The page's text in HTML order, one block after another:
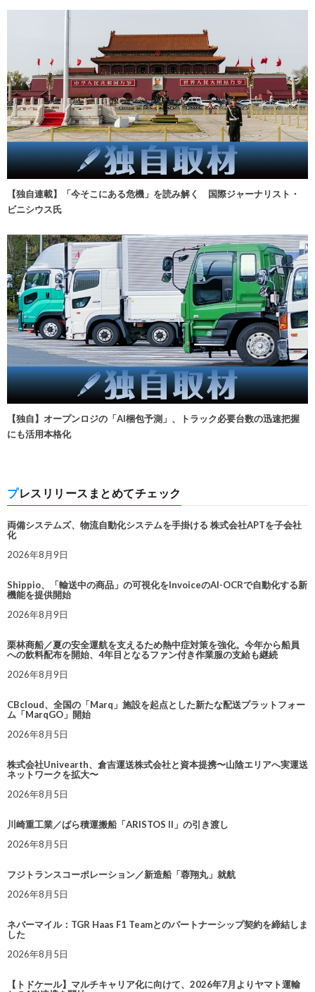
【独自連載】「今そこにある危機」を読み解く 国際ジャーナリスト・
ビニシウス氏
【独自】オープンロジの「AI梱包予測」、トラック必要台数の迅速把握
にも活用本格化
プレスリリースまとめてチェック
両備システムズ、物流自動化システムを手掛ける 株式会社APTを子会社
化
2026年8月9日
Shippio、「輸送中の商品」の可視化をInvoiceのAI-OCRで自動化する新
機能を提供開始
2026年8月9日
栗林商船／夏の安全運航を支えるため熱中症対策を強化。今年から船員
への飲料配布を開始、4年目となるファン付き作業服の支給も継続
2026年8月9日
CBcloud、全国の「Marq」施設を起点とした新たな配送プラットフォー
ム「MarqGO」開始
2026年8月5日
株式会社Univearth、倉吉運送株式会社と資本提携〜山陰エリアへ実運送
ネットワークを拡大〜
2026年8月5日
川崎重工業／ばら積運搬船「ARISTOS II」の引き渡し
2026年8月5日
フジトランスコーポレーション／新造船「蓉翔丸」就航
2026年8月5日
ネバーマイル：TGR Haas F1 Teamとのパートナーシップ契約を締結しま
した
2026年8月5日
【トドケール】マルチキャリア化に向けて、2026年7月よりヤマト運輸